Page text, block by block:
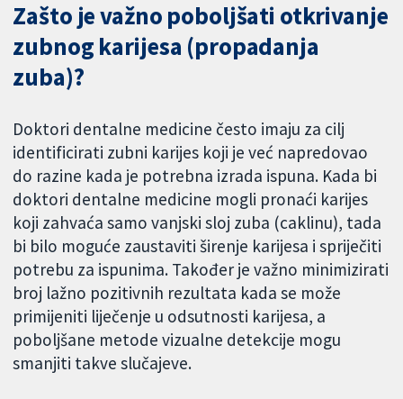
Zašto je važno poboljšati otkrivanje
zubnog karijesa (propadanja
zuba)?
Doktori dentalne medicine često imaju za cilj
identificirati zubni karijes koji je već napredovao
do razine kada je potrebna izrada ispuna. Kada bi
doktori dentalne medicine mogli pronaći karijes
koji zahvaća samo vanjski sloj zuba (caklinu), tada
bi bilo moguće zaustaviti širenje karijesa i spriječiti
potrebu za ispunima. Također je važno minimizirati
broj lažno pozitivnih rezultata kada se može
primijeniti liječenje u odsutnosti karijesa, a
poboljšane metode vizualne detekcije mogu
smanjiti takve slučajeve.